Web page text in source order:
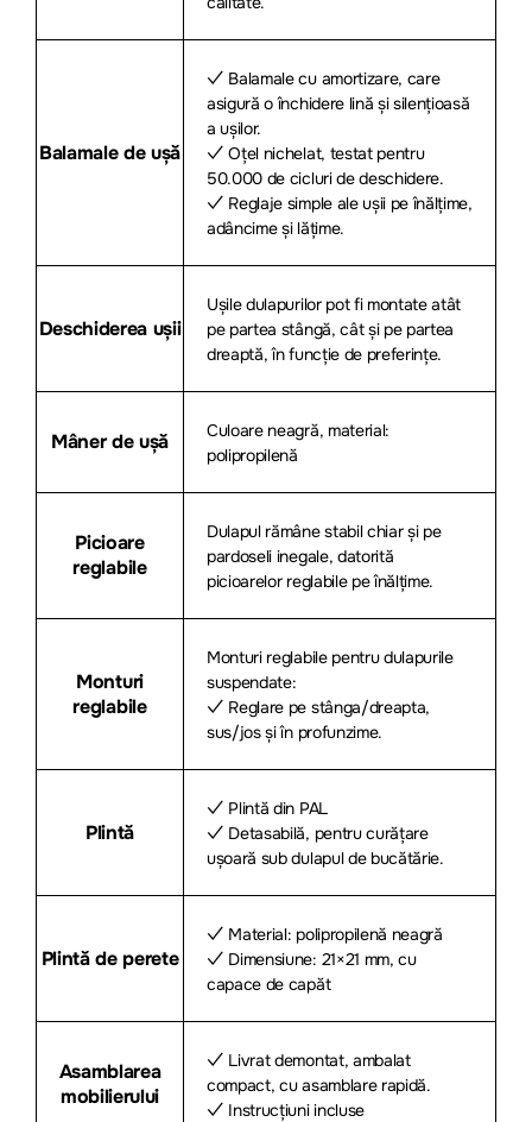
Balamale de ușă
✓ Balamale cu amortizare, care
asigură o închidere lină și silențioasă
a ușilor.
✓ Oțel nichelat, testat pentru
50.000 de cicluri de deschidere.
✓ Reglaje simple ale ușii pe înălțime,
adâncime și lățime.
Deschiderea ușii
Ușile dulapurilor pot fi montate atât
pe partea stângă, cât și pe partea
dreaptă, în funcție de preferințe.
Mâner de ușă
Culoare neagră, material:
polipropilenă
Picioare
reglabile
Dulapul rămâne stabil chiar și pe
pardoseli inegale, datorită
picioarelor reglabile pe înălțime.
Monturi
reglabile
Monturi reglabile pentru dulapurile
suspendate:
✓ Reglare pe stânga/dreapta,
sus/jos și în profunzime.
Plintă
✓ Plintă din PAL
✓ Detasabilă, pentru curățare
ușoară sub dulapul de bucătărie.
Plintă de perete
✓ Material: polipropilenă neagră
✓ Dimensiune: 21×21 mm, cu
capace de capăt
Asamblarea
mobilierului
✓ Livrat demontat, ambalat
compact, cu asamblare rapidă.
✓ Instrucțiuni incluse